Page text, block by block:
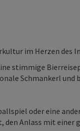
im Herzen des
stimmige
Schmankerl
oder eine
Anlass mit einer